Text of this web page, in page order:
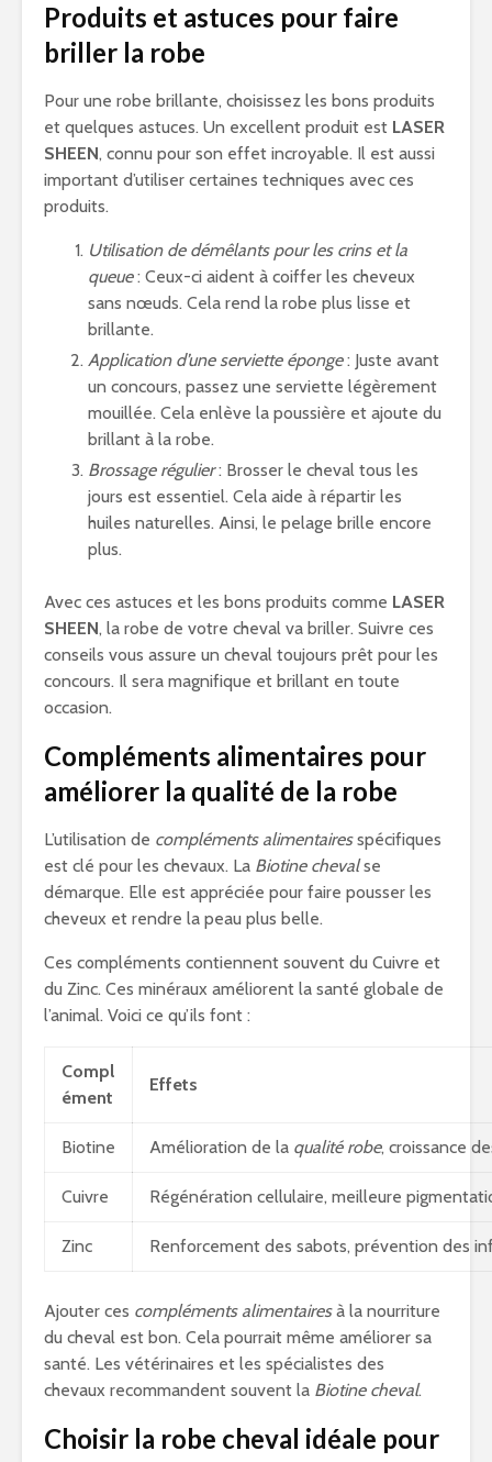
Produits et astuces pour faire
briller la robe
Pour une robe brillante, choisissez les bons produits
et quelques astuces. Un excellent produit est LASER
SHEEN, connu pour son effet incroyable. Il est aussi
important d’utiliser certaines techniques avec ces
produits.
Utilisation de démêlants pour les crins et la
queue: Ceux-ci aident à coiffer les cheveux
sans nœuds. Cela rend la robe plus lisse et
brillante.
Application d’une serviette éponge: Juste avant
un concours, passez une serviette légèrement
mouillée. Cela enlève la poussière et ajoute du
brillant à la robe.
Brossage régulier: Brosser le cheval tous les
jours est essentiel. Cela aide à répartir les
huiles naturelles. Ainsi, le pelage brille encore
plus.
Avec ces astuces et les bons produits comme LASER
SHEEN, la robe de votre cheval va briller. Suivre ces
conseils vous assure un cheval toujours prêt pour les
concours. Il sera magnifique et brillant en toute
occasion.
Compléments alimentaires pour
améliorer la qualité de la robe
L’utilisation de compléments alimentairesspécifiques
est clé pour les chevaux. La Biotine chevalse
démarque. Elle est appréciée pour faire pousser les
cheveux et rendre la peau plus belle.
Ces compléments contiennent souvent du Cuivre et
du Zinc. Ces minéraux améliorent la santé globale de
l’animal. Voici ce qu’ils font :
Compl
ément
Effets
Biotine Amélioration de la qualité robe, croissance
Cuivre Régénération cellulaire, meilleure
Zinc Renforcement des sabots, prévention des
Ajouter ces compléments alimentairesà la nourriture
du cheval est bon. Cela pourrait même améliorer sa
santé. Les vétérinaires et les spécialistes des
chevaux recommandent souvent la Biotine cheval.
Choisir la robe cheval idéale pour